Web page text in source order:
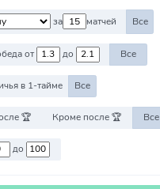
за матчей Все
Победа от до Все
в 1-тайме Все
🏆 Кроме после 🏆 Все
до